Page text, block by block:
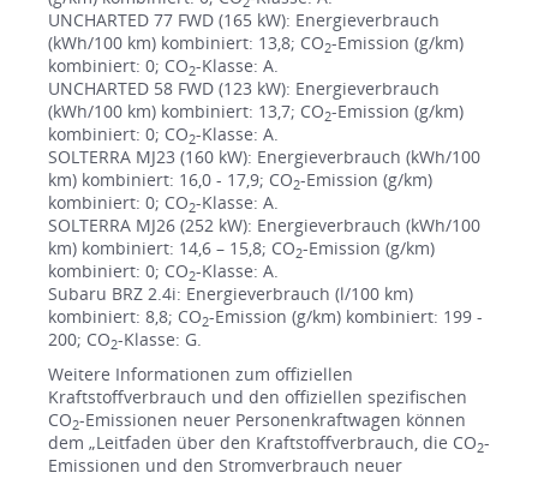
UNCHARTED 77 FWD (165 kW): Energieverbrauch
(kWh/100 km) kombiniert: 13,8; CO2-Emission (g/km)
kombiniert: 0; CO2-Klasse: A.
UNCHARTED 58 FWD (123 kW): Energieverbrauch
(kWh/100 km) kombiniert: 13,7; CO2-Emission (g/km)
kombiniert: 0; CO2-Klasse: A.
SOLTERRA MJ23 (160 kW): Energieverbrauch (kWh/100
km) kombiniert: 16,0 - 17,9; CO2-Emission (g/km)
kombiniert: 0; CO2-Klasse: A.
SOLTERRA MJ26 (252 kW): Energieverbrauch (kWh/100
km) kombiniert: 14,6 – 15,8; CO2-Emission (g/km)
kombiniert: 0; CO2-Klasse: A.
Subaru BRZ 2.4i: Energieverbrauch (l/100 km)
kombiniert: 8,8; CO2-Emission (g/km) kombiniert: 199 -
200; CO2-Klasse: G.
Weitere Informationen zum offiziellen
Kraftstoffverbrauch und den offiziellen spezifischen
CO2-Emissionen neuer Personenkraftwagen können
dem „Leitfaden über den Kraftstoffverbrauch, die CO2-
Emissionen und den Stromverbrauch neuer